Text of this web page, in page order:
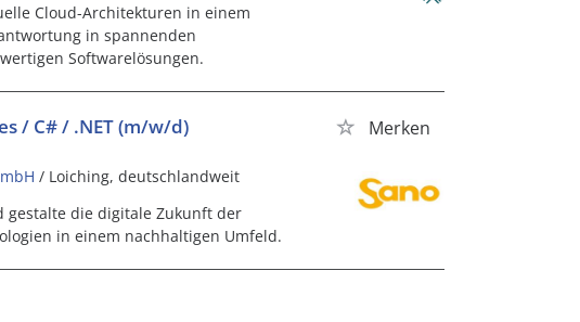
Cloud-Architekturen in einem
in spannenden
Softwarelösungen.
/ C# / .NET (m/w/d) Merken
/ Loiching, deutschlandweit
gestalte die digitale Zukunft der
in einem nachhaltigen Umfeld.